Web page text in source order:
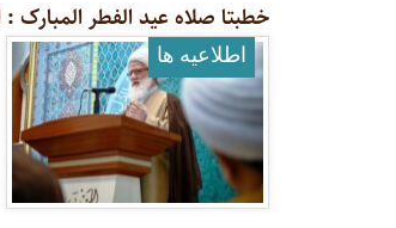
خطبتا صلاه عید الفطر المبارک :
اطلاعيه ها